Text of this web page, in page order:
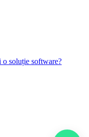
o soluție software?